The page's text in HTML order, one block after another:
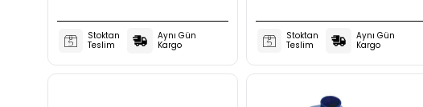
Stoktan
Teslim
Aynı Gün
Kargo
Stoktan
Teslim
Aynı Gün
Kargo